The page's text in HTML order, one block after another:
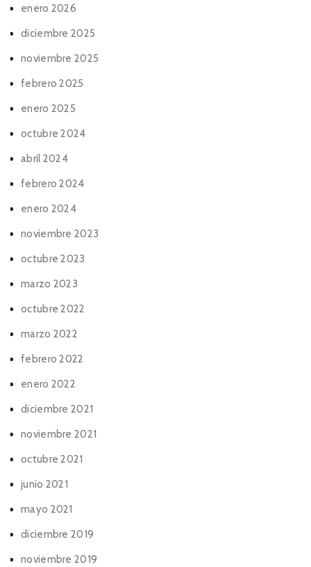
enero 2026
diciembre 2025
noviembre 2025
febrero 2025
enero 2025
octubre 2024
abril 2024
febrero 2024
enero 2024
noviembre 2023
octubre 2023
marzo 2023
octubre 2022
marzo 2022
febrero 2022
enero 2022
diciembre 2021
noviembre 2021
octubre 2021
junio 2021
mayo 2021
diciembre 2019
noviembre 2019